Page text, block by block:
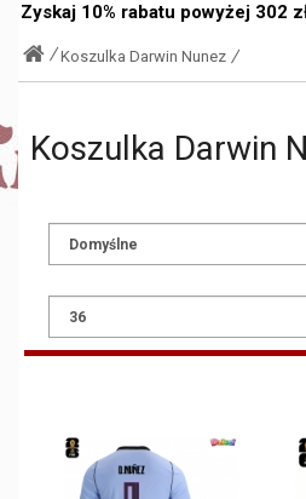
Zyskaj 10% rabatu powyżej 302
Koszulka Darwin Nunez
Koszulka Darwin